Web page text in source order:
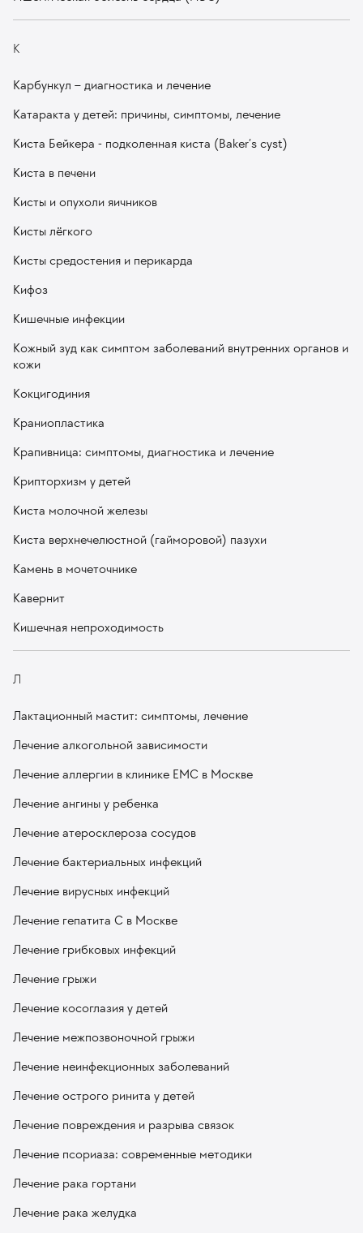
К
Карбункул – диагностика и лечение
Катаракта у детей: причины, симптомы, лечение
Киста Бейкера - подколенная киста (Baker’s сyst)
Киста в печени
Кисты и опухоли яичников
Кисты лёгкого
Кисты средостения и перикарда
Кифоз
Кишечные инфекции
Кожный зуд как симптом заболеваний внутренних органов и
кожи
Кокцигодиния
Краниопластика
Крапивница: симптомы, диагностика и лечение
Крипторхизм у детей
Киста молочной железы
Киста верхнечелюстной (гайморовой) пазухи
Камень в мочеточнике
Кавернит
Кишечная непроходимость
Л
Лактационный мастит: симптомы, лечение
Лечение алкогольной зависимости
Лечение аллергии в клинике ЕМС в Москве
Лечение ангины у ребенка
Лечение атеросклероза сосудов
Лечение бактериальных инфекций
Лечение вирусных инфекций
Лечение гепатита С в Москве
Лечение грибковых инфекций
Лечение грыжи
Лечение косоглазия у детей
Лечение межпозвоночной грыжи
Лечение неинфекционных заболеваний
Лечение острого ринита у детей
Лечение повреждения и разрыва связок
Лечение псориаза: современные методики
Лечение рака гортани
Лечение рака желудка